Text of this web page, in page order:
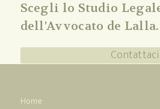
Scegli lo Studio
dell'Avvocato de Lalla.
Contattaci
Home